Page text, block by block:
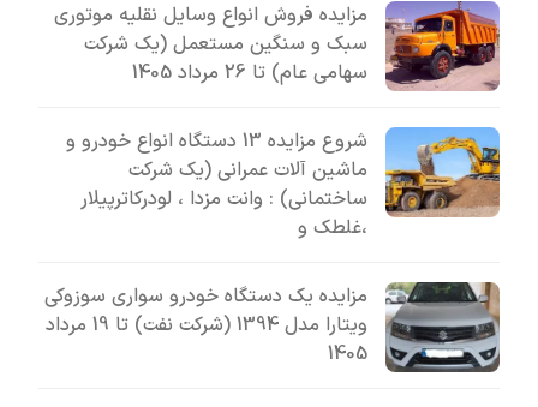
مزایده فروش انواع وسایل نقلیه موتوری
سبک و سنگین مستعمل (یک شرکت
سهامی عام) تا 26 مرداد 1405
شروع مزایده 13 دستگاه انواع خودرو و
ماشین آلات عمرانی (یک شرکت
ساختمانی) : وانت مزدا ، لودرکاترپیلار
،غلطک و
مزایده یک دستگاه خودرو سواری سوزوکی
ویتارا مدل 1394 (شرکت نفت) تا 19 مرداد
1405